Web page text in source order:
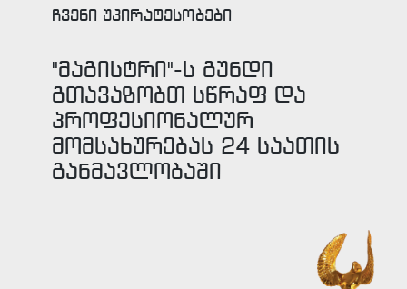
ჩვენი უპირატესობები
"მაგისტრი"-ს გუნდი
გთავაზობთ სწრაფ და
პროფესიონალურ
მომსახურებას 24 საათის
განმავლობაში